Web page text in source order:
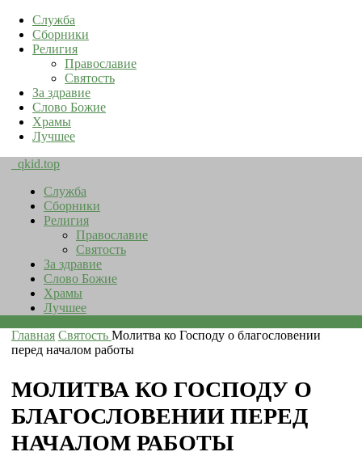
Служба
Сборники
Религия
Православие
Святость
За здравие
Слово Божие
Храмы
Лучшее
qkid.top
Служба
Сборники
Религия
Православие
Святость
За здравие
Слово Божие
Храмы
Лучшее
Главная Святость Молитва ко Господу о благословении
перед началом работы
МОЛИТВА КО ГОСПОДУ О
БЛАГОСЛОВЕНИИ ПЕРЕД
НАЧАЛОМ РАБОТЫ